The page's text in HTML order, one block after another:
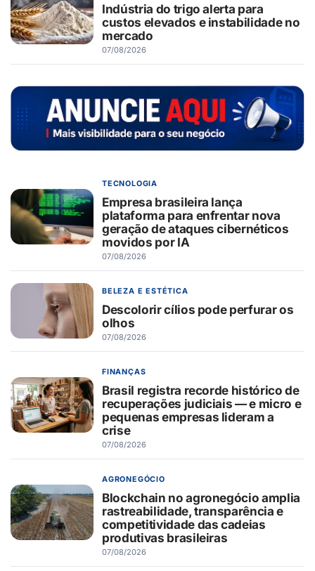
Indústria do trigo alerta para
custos elevados e instabilidade no
mercado
07/08/2026
TECNOLOGIA
Empresa brasileira lança
plataforma para enfrentar nova
geração de ataques cibernéticos
movidos por IA
07/08/2026
BELEZA E ESTÉTICA
Descolorir cílios pode perfurar os
olhos
07/08/2026
FINANÇAS
Brasil registra recorde histórico de
recuperações judiciais — e micro e
pequenas empresas lideram a
crise
07/08/2026
AGRONEGÓCIO
Blockchain no agronegócio amplia
rastreabilidade, transparência e
competitividade das cadeias
produtivas brasileiras
07/08/2026